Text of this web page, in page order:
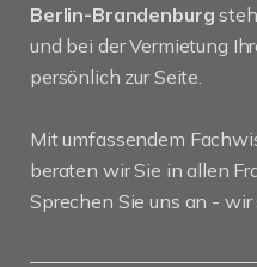
Berlin-Brandenburg
und bei der Vermietung
persönlich zur Seite.
Mit umfassendem
beraten wir Sie in allen
Sprechen Sie uns an - wir